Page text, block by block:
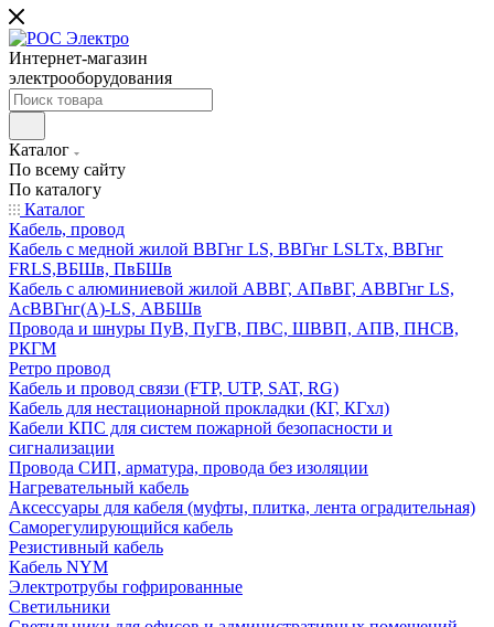
Интернет-магазин
электрооборудования
Каталог
По всему сайту
По каталогу
Каталог
Кабель, провод
Кабель с медной жилой ВВГнг LS, ВВГнг LSLTx, ВВГнг
FRLS,ВБШв, ПвБШв
Кабель с алюминиевой жилой АВВГ, АПвВГ, АВВГнг LS,
АсВВГнг(А)-LS, АВБШв
Провода и шнуры ПуВ, ПуГВ, ПВС, ШВВП, АПВ, ПНСВ,
РКГМ
Ретро провод
Кабель и провод связи (FTP, UTP, SAT, RG)
Кабель для нестационарной прокладки (КГ, КГхл)
Кабели КПС для систем пожарной безопасности и
сигнализации
Провода СИП, арматура, провода без изоляции
Нагревательный кабель
Аксессуары для кабеля (муфты, плитка, лента оградительная)
Саморегулирующийся кабель
Резистивный кабель
Кабель NYM
Электротрубы гофрированные
Светильники